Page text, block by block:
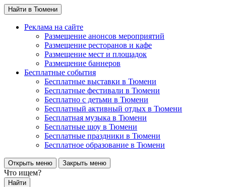
Найти в Тюмени
Реклама на сайте
Размещение анонсов мероприятий
Размещение ресторанов и кафе
Размещение мест и площадок
Размещение баннеров
Бесплатные события
Бесплатные выставки в Тюмени
Бесплатные фестивали в Тюмени
Бесплатно с детьми в Тюмени
Бесплатный активный отдых в Тюмени
Бесплатная музыка в Тюмени
Бесплатные шоу в Тюмени
Бесплатные праздники в Тюмени
Бесплатное образование в Тюмени
Открыть меню Закрыть меню
Что ищем?
Найти